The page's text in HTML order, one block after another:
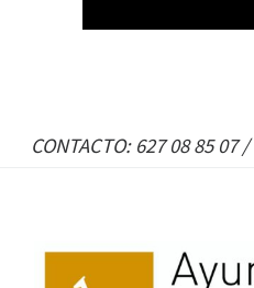
CONTACTO: 627 08 85 07 /